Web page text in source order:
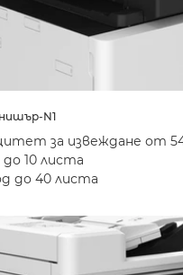
N1
за извеждане от
10 листа
до 40 листа